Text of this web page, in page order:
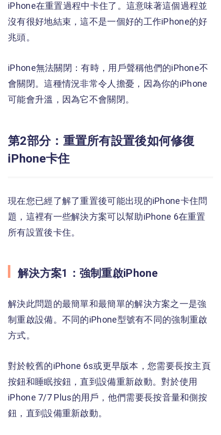
iPhone在重置過程中卡住了。這意味著這個過程並
沒有很好地結束，這不是一個好的工作iPhone的好
兆頭。
iPhone無法關閉：有時，用戶聲稱他們的iPhone不
會關閉。這種情況非常令人擔憂，因為你的iPhone
可能會升溫，因為它不會關閉。
第2部分：重置所有設置後如何修復
iPhone卡住
現在您已經了解了重置後可能出現的iPhone卡住問
題，這裡有一些解決方案可以幫助iPhone 6在重置
所有設置後卡住。
解決方案1：強制重啟iPhone
解決此問題的最簡單和最簡單的解決方案之一是強
制重啟設備。不同的iPhone型號有不同的強制重啟
方式。
對於較舊的iPhone 6s或更早版本，您需要長按主頁
按鈕和睡眠按鈕，直到設備重新啟動。對於使用
iPhone 7/7 Plus的用戶，他們需要長按音量和側按
鈕，直到設備重新啟動。